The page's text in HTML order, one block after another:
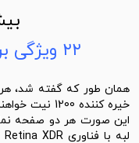
۲۲ ویژگی برتر گوشی های آیفون
خیره کننده